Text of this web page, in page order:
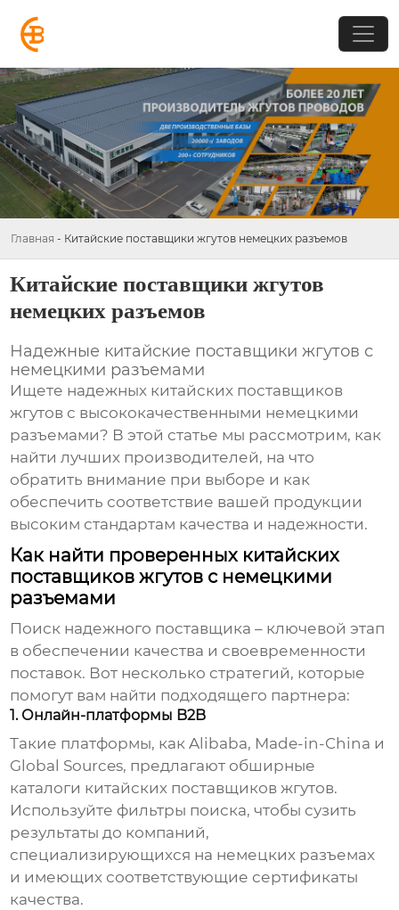
Главная - Китайские поставщики жгутов немецких разъемов
Китайские поставщики жгутов
немецких разъемов
Надежные китайские поставщики жгутов с
немецкими разъемами
Ищете надежных китайских поставщиков
жгутов с высококачественными немецкими
разъемами? В этой статье мы рассмотрим, как
найти лучших производителей, на что
обратить внимание при выборе и как
обеспечить соответствие вашей продукции
высоким стандартам качества и надежности.
Как найти проверенных китайских
поставщиков жгутов с немецкими
разъемами
Поиск надежного поставщика – ключевой этап
в обеспечении качества и своевременности
поставок. Вот несколько стратегий, которые
помогут вам найти подходящего партнера:
1. Онлайн-платформы B2B
Такие платформы, как Alibaba, Made-in-China и
Global Sources, предлагают обширные
каталоги китайских поставщиков жгутов.
Используйте фильтры поиска, чтобы сузить
результаты до компаний,
специализирующихся на немецких разъемах
и имеющих соответствующие сертификаты
качества.